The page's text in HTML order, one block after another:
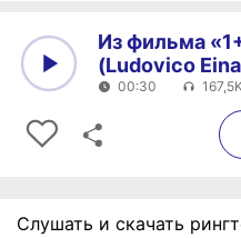
Из фильма
(Ludovico
00:30
Слушать и скачать